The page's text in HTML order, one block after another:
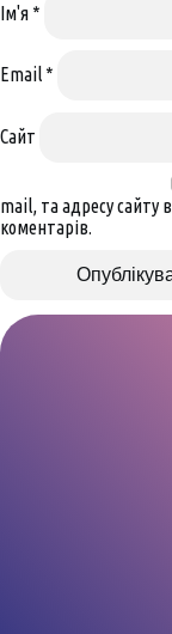
Ім'я *
Email *
Сайт
mail, та адресу сайту
коментарів.